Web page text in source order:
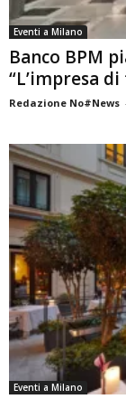
Eventi a Milano
Banco BPM
“L’impresa
Redazione No#News
Eventi a Milano